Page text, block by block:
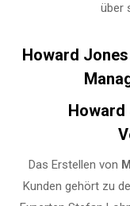
über
Howard
Howard
Das Erstellen von
Kunden gehört zu